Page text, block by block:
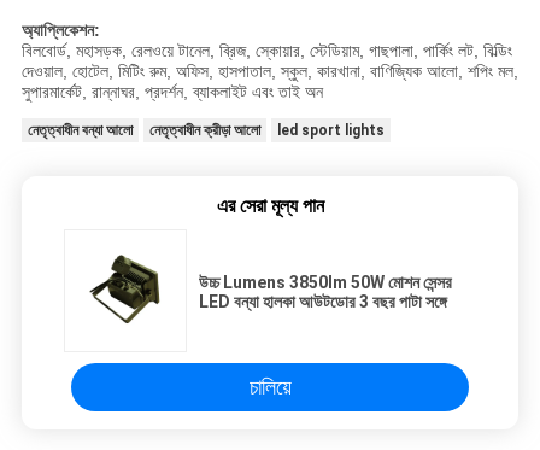
অ্যাপ্লিকেশন:
বিলবোর্ড, মহাসড়ক, রেলওয়ে টানেল, ব্রিজ, স্কোয়ার, স্টেডিয়াম, গাছপালা, পার্কিং লট, বিল্ডিং
দেওয়াল, হোটেল, মিটিং রুম, অফিস, হাসপাতাল, স্কুল, কারখানা, বাণিজ্যিক আলো, শপিং মল,
সুপারমার্কেট, রান্নাঘর, প্রদর্শন, ব্যাকলাইট এবং তাই অন
নেতৃত্বাধীন বন্যা আলো নেতৃত্বাধীন ক্রীড়া আলো led sport lights
এর সেরা মূল্য পান
উচ্চ Lumens 3850lm 50W মোশন সেন্সর
LED বন্যা হালকা আউটডোর 3 বছর পাটা সঙ্গে
চালিয়ে